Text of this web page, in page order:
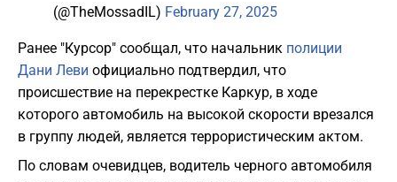
(@TheMossadIL) February 27, 2025
Ранее "Курсор" сообщал, что начальник полиции
Дани Леви официально подтвердил, что
происшествие на перекрестке Каркур, в ходе
которого автомобиль на высокой скорости врезался
в группу людей, является террористическим актом.
По словам очевидцев, водитель черного автомобиля